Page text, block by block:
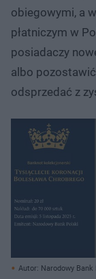
obiegowymi, a
płatniczym w
posiadaczy
albo
odsprzedać z
Autor: Narodowy